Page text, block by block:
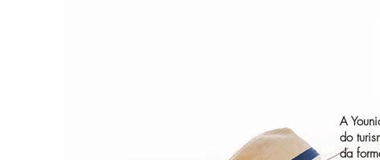
A
do
da